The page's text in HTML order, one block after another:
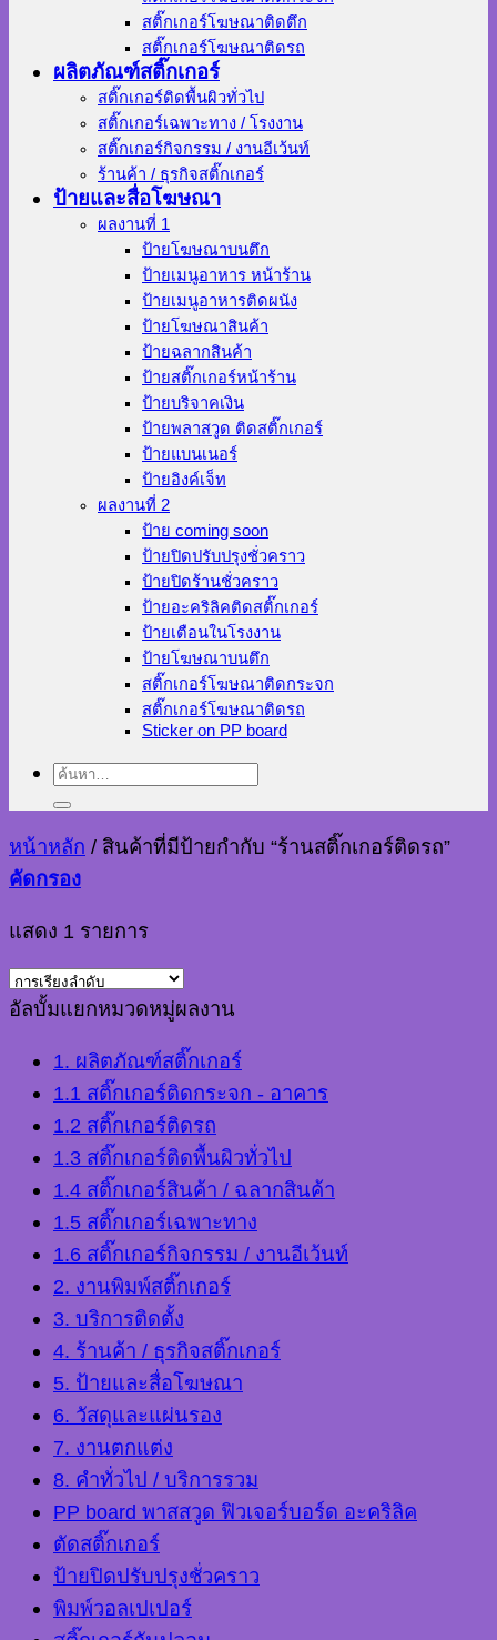
สติ๊กเกอร์โฆษณาติดตึก
สติ๊กเกอร์โฆษณาติดรถ
ผลิตภัณฑ์สติ๊กเกอร์
สติ๊กเกอร์ติดพื้นผิวทั่วไป
สติ๊กเกอร์เฉพาะทาง / โรงงาน
สติ๊กเกอร์กิจกรรม / งานอีเว้นท์
ร้านค้า / ธุรกิจสติ๊กเกอร์
ป้ายและสื่อโฆษณา
ผลงานที่ 1
ป้ายโฆษณาบนตึก
ป้ายเมนูอาหาร หน้าร้าน
ป้ายเมนูอาหารติดผนัง
ป้ายโฆษณาสินค้า
ป้ายฉลากสินค้า
ป้ายสติ๊กเกอร์หน้าร้าน
ป้ายบริจาคเงิน
ป้ายพลาสวูด ติดสติ๊กเกอร์
ป้ายแบนเนอร์
ป้ายอิงค์เจ็ท
ผลงานที่ 2
ป้าย coming soon
ป้ายปิดปรับปรุงชั่วคราว
ป้ายปิดร้านชั่วคราว
ป้ายอะคริลิคติดสติ๊กเกอร์
ป้ายเตือนในโรงงาน
ป้ายโฆษณาบนตึก
สติ๊กเกอร์โฆษณาติดกระจก
สติ๊กเกอร์โฆษณาติดรถ
Sticker on PP board
ค้นหา:
หน้าหลัก / สินค้าที่มีป้ายกำกับ “ร้านสติ๊กเกอร์ติดรถ”
คัดกรอง
แสดง 1 รายการ
อัลบั้มแยกหมวดหมู่ผลงาน
1. ผลิตภัณฑ์สติ๊กเกอร์
1.1 สติ๊กเกอร์ติดกระจก - อาคาร
1.2 สติ๊กเกอร์ติดรถ
1.3 สติ๊กเกอร์ติดพื้นผิวทั่วไป
1.4 สติ๊กเกอร์สินค้า / ฉลากสินค้า
1.5 สติ๊กเกอร์เฉพาะทาง
1.6 สติ๊กเกอร์กิจกรรม / งานอีเว้นท์
2. งานพิมพ์สติ๊กเกอร์
3. บริการติดตั้ง
4. ร้านค้า / ธุรกิจสติ๊กเกอร์
5. ป้ายและสื่อโฆษณา
6. วัสดุและแผ่นรอง
7. งานตกแต่ง
8. คำทั่วไป / บริการรวม
PP board พาสสวูด ฟิวเจอร์บอร์ด อะคริลิค
ตัดสติ๊กเกอร์
ป้ายปิดปรับปรุงชั่วคราว
พิมพ์วอลเปเปอร์